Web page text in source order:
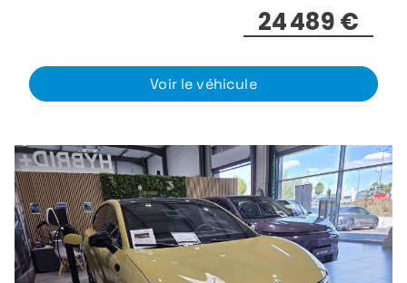
24 489 €
Voir le véhicule